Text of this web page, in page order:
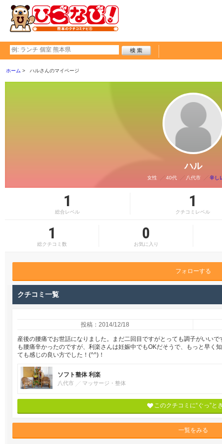
ホーム ハルさんのマイページ
ハル
女性 40代 八代市 辛し
1
総合レベル
1
クチコミレベル
1
総クチコミ数
0
お気に入り
フォローする
クチコミ一覧
投稿：2014/12/18
産後の腰痛でお世話になりました。まだ二回目ですがとっても調子がい
も腰痛辛かったのですが、利楽さんは妊娠中でもOKだそうで、もっと早
ても感じの良い方でした！(^^)！
ソフト整体 利楽
八代市 マッサージ・整体
このクチコミに“ぐっ”と
一覧をみる